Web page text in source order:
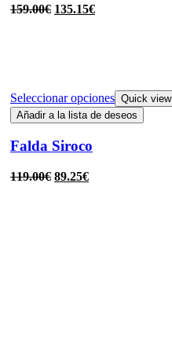
159.00€ 135.15€
Seleccionar opciones Quick view
Añadir a la lista de deseos
Falda Siroco
119.00€ 89.25€